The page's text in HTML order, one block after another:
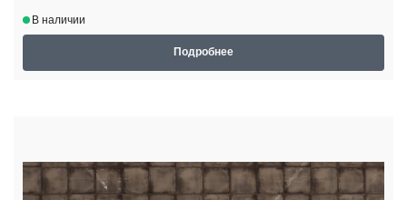
В наличии
Подробнее